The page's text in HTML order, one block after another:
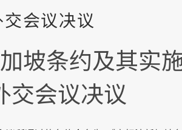
坡条约及其实
交会议决议